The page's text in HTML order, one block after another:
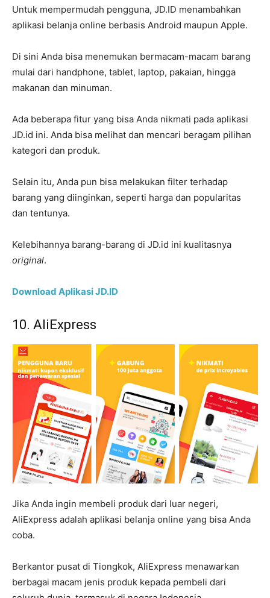
Untuk mempermudah pengguna, JD.ID menambahkan
aplikasi belanja online berbasis Android maupun Apple.
Di sini Anda bisa menemukan bermacam-macam barang
mulai dari handphone, tablet, laptop, pakaian, hingga
makanan dan minuman.
Ada beberapa fitur yang bisa Anda nikmati pada aplikasi
JD.id ini. Anda bisa melihat dan mencari beragam pilihan
kategori dan produk.
Selain itu, Anda pun bisa melakukan filter terhadap
barang yang diinginkan, seperti harga dan popularitas
dan tentunya.
Kelebihannya barang-barang di JD.id ini kualitasnya
original.
Download Aplikasi JD.ID
10. AliExpress
Jika Anda ingin membeli produk dari luar negeri,
AliExpress adalah aplikasi belanja online yang bisa Anda
coba.
Berkantor pusat di Tiongkok, AliExpress menawarkan
berbagai macam jenis produk kepada pembeli dari